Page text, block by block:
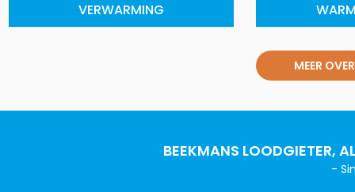
VERWARMING
MEER
BEEKMANS LOODGIETER,
-